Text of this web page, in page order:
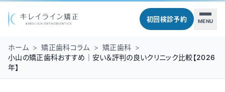
初回検診予約 MENU
ホーム > 矯正歯科コラム > 矯正歯科 >
小山の矯正歯科おすすめ｜安い＆評判の良いクリニック比較【2026
年】